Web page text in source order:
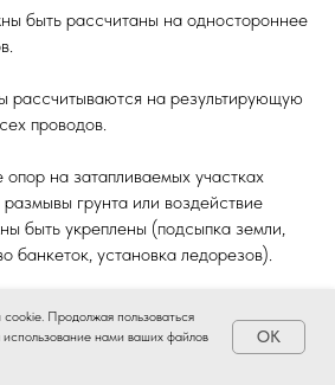
Контакты
быть рассчитаны на одностороннее
рассчитываются на результирующую
проводов.
на затапливаемых участках
грунта или воздействие
быть укреплены (подсыпка земли,
банкеток, установка ледорезов).
вертикали от проводов ВЛИ до
Продолжая пользоваться
нами ваших файлов
OK